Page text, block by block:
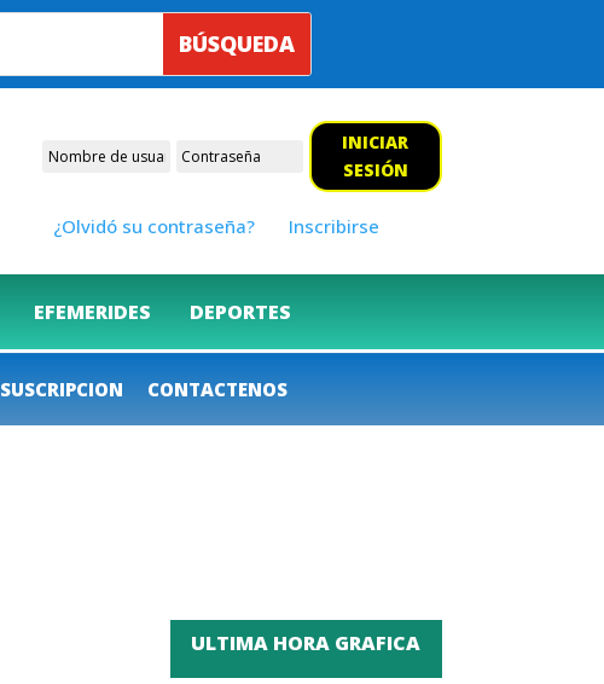
INICIAR
SESIÓN
¿Olvidó su contraseña? Inscribirse
EFEMERIDES DEPORTES
SUSCRIPCION CONTACTENOS
ULTIMA HORA GRAFICA